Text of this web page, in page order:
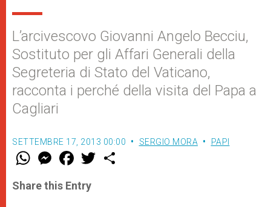
L’arcivescovo Giovanni Angelo Becciu,
Sostituto per gli Affari Generali della
Segreteria di Stato del Vaticano,
racconta i perché della visita del Papa a
Cagliari
SETTEMBRE 17, 2013 00:00 SERGIO MORA PAPI
W
t
s
M
e
s
e
F
a
e
b
w
Share this Entry